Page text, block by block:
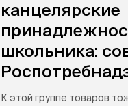
канцелярские
школьника:
К этой группе товаров